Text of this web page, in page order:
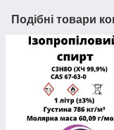
Подібні товари